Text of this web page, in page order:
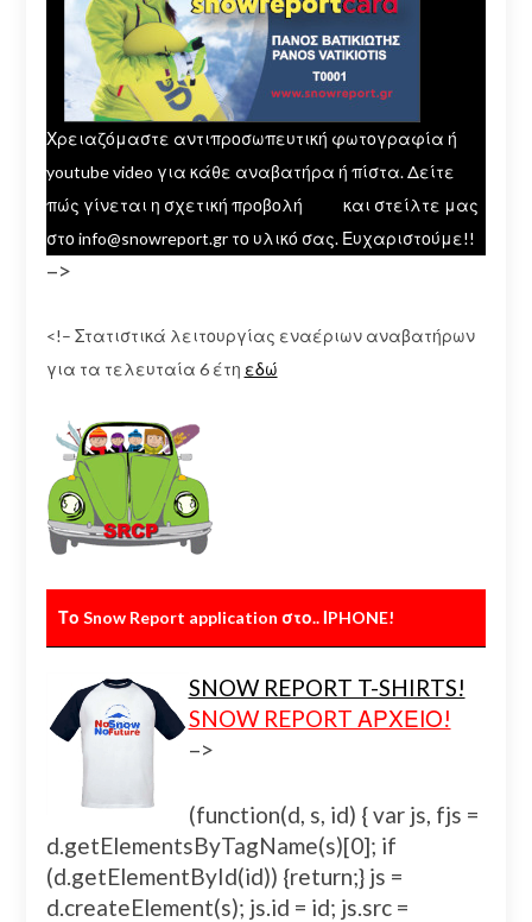
Χρειαζόμαστε αντιπροσωπευτική φωτογραφία ή
youtube video για κάθε αναβατήρα ή πίστα. Δείτε
πώς γίνεται η σχετική προβολή
και στείλτε μας
στο info@snowreport.gr το υλικό σας. Ευχαριστούμε!!
–>
<!– Στατιστικά λειτουργίας εναέριων αναβατήρων
για τα τελευταία 6 έτη εδώ
Το Snow Report application στο.. ΙPHONE!
SNOW REPORT T-SHIRTS!
SNOW REPORT ΑΡΧΕΙΟ!
–>
(function(d, s, id) { var js, fjs =
d.getElementsByTagName(s)[0]; if
(d.getElementById(id)) {return;} js =
d.createElement(s); js.id = id; js.src =